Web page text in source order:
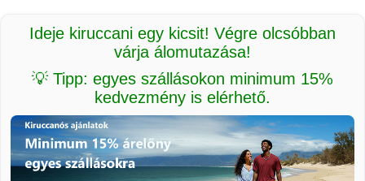
Ideje kiruccani egy kicsit! Végre olcsóbban
várja álomutazása!
💡 Tipp: egyes szállásokon minimum 15%
kedvezmény is elérhető.